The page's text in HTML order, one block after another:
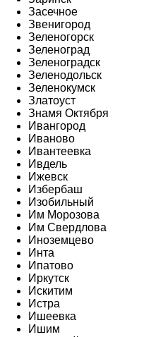
Засечное
Звенигород
Зеленогорск
Зеленоград
Зеленоградск
Зеленодольск
Зеленокумск
Златоуст
Знамя Октября
Ивангород
Иваново
Ивантеевка
Ивдель
Ижевск
Избербаш
Изобильный
Им Морозова
Им Свердлова
Иноземцево
Инта
Ипатово
Иркутск
Искитим
Истра
Ишеевка
Ишим